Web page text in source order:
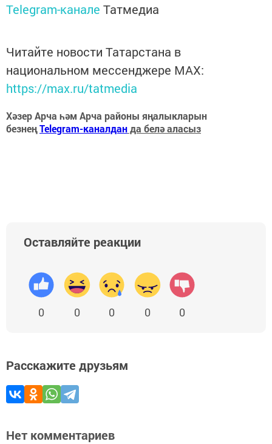
Telegram-канале Татмедиа
Читайте новости Татарстана в
национальном мессенджере MАХ:
https://max.ru/tatmedia
Хәзер Арча һәм Арча районы яңалыкларын
безнеңTelegram-каналданда белә аласыз
Оставляйте реакции
0 0 0 0 0
Расскажите друзьям
Нет комментариев